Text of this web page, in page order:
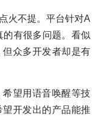
火不提。平台针对A
的有很多问题。看似
众多开发者却是有
望用语音唤醒等技
开发出的产品能推